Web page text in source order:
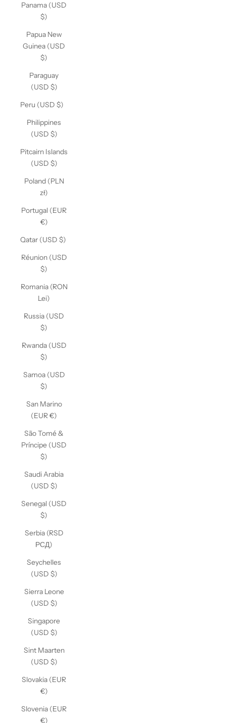
Panama (USD
$)
Papua New
Guinea (USD
$)
Paraguay
(USD $)
Peru (USD $)
Philippines
(USD $)
Pitcairn Islands
(USD $)
Poland (PLN
zł)
Portugal (EUR
€)
Qatar (USD $)
Réunion (USD
$)
Romania (RON
Lei)
Russia (USD
$)
Rwanda (USD
$)
Samoa (USD
$)
San Marino
(EUR €)
São Tomé &
Príncipe (USD
$)
Saudi Arabia
(USD $)
Senegal (USD
$)
Serbia (RSD
РСД)
Seychelles
(USD $)
Sierra Leone
(USD $)
Singapore
(USD $)
Sint Maarten
(USD $)
Slovakia (EUR
€)
Slovenia (EUR
€)